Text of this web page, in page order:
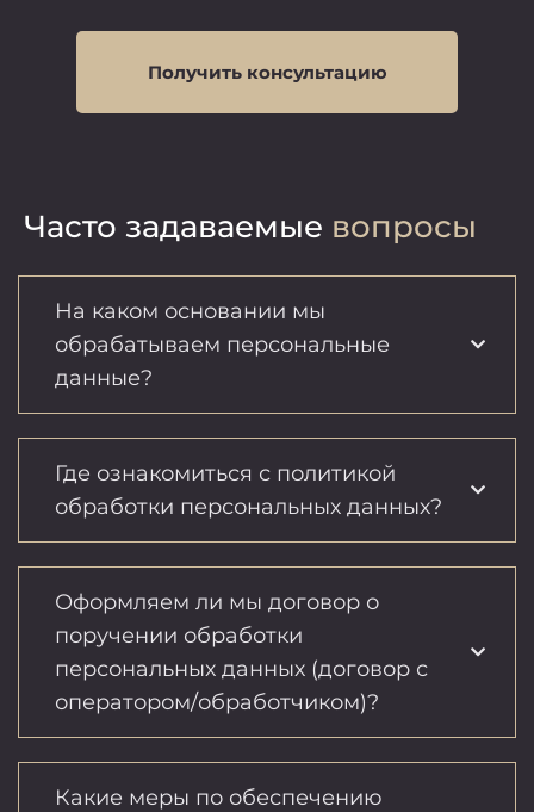
Получить консультацию
Часто задаваемые вопросы
На каком основании мы
обрабатываем персональные
данные?
Где ознакомиться с политикой
обработки персональных данных?
Оформляем ли мы договор о
поручении обработки
персональных данных (договор с
оператором/обработчиком)?
Какие меры по обеспечению